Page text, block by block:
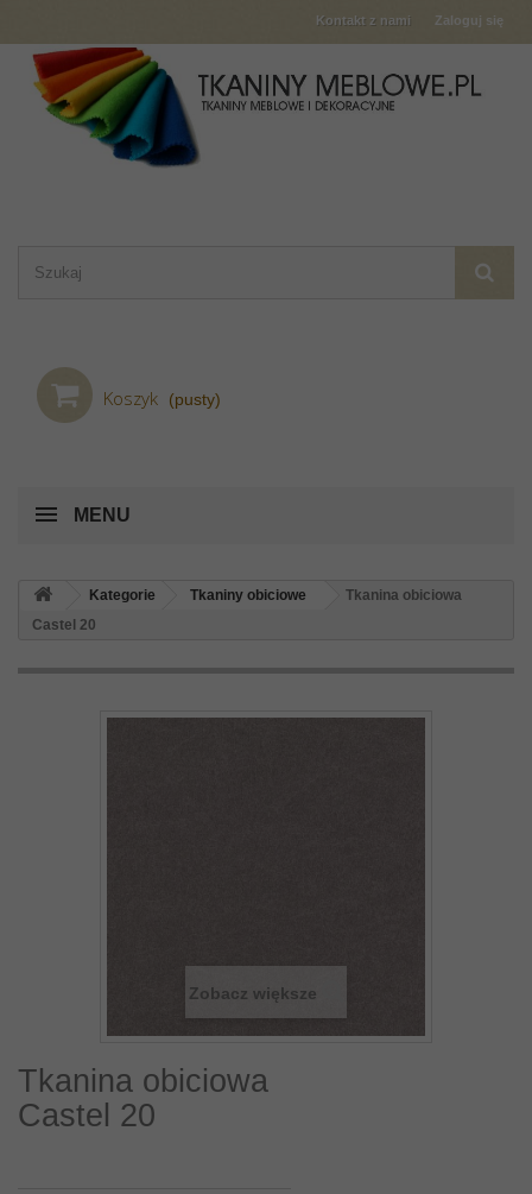
Zaloguj się
Kontakt z nami
Koszyk (pusty)
MENU
Kategorie Tkaniny obiciowe
Tkanina obiciowa
Castel 20
Zobacz większe
Tkanina obiciowa
Castel 20